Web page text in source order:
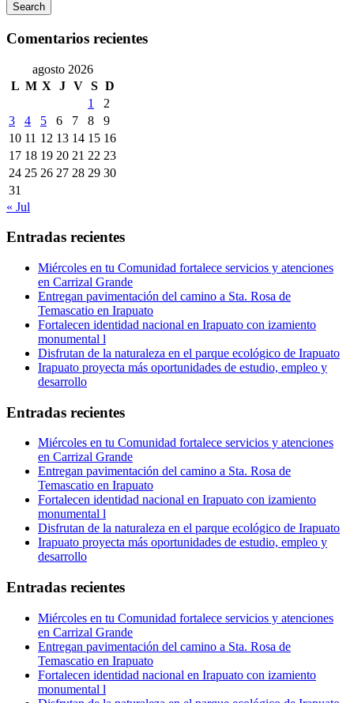
Search
Comentarios recientes
agosto 2026
L M X J V S D
1
2
3
4 5 6 7 8
9
10 11 12 13 14 15 16
17 18 19 20 21 22 23
24 25 26 27 28 29 30
31
« Jul
Entradas recientes
Miércoles en tu Comunidad fortalece servicios y atenciones
en Carrizal Grande
Entregan pavimentación del camino a Sta. Rosa de
Temascatio en Irapuato
Fortalecen identidad nacional en Irapuato con izamiento
monumental l
Disfrutan de la naturaleza en el parque ecológico de Irapuato
Irapuato proyecta más oportunidades de estudio, empleo y
desarrollo
Entradas recientes
Miércoles en tu Comunidad fortalece servicios y atenciones
en Carrizal Grande
Entregan pavimentación del camino a Sta. Rosa de
Temascatio en Irapuato
Fortalecen identidad nacional en Irapuato con izamiento
monumental l
Disfrutan de la naturaleza en el parque ecológico de Irapuato
Irapuato proyecta más oportunidades de estudio, empleo y
desarrollo
Entradas recientes
Miércoles en tu Comunidad fortalece servicios y atenciones
en Carrizal Grande
Entregan pavimentación del camino a Sta. Rosa de
Temascatio en Irapuato
Fortalecen identidad nacional en Irapuato con izamiento
monumental l